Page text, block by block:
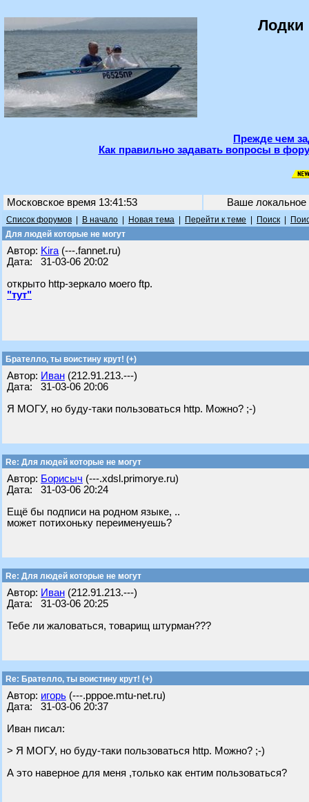
Лодки
Прежде чем
Как правильно задавать вопросы в
Московское время 13:41:53 Ваше
Список форумов В начало Новая тема Перейти к теме Поиск
Для людей которые не могут
Автор: Kira (---.fannet.ru)
Дата: 31-03-06 20:02
открыто http-зеркало моего ftp.
"тут"
Брателло, ты воистину крут! (+)
Автор: Иван (212.91.213.---)
Дата: 31-03-06 20:06
Я МОГУ, но буду-таки пользоваться http. Можно? ;-)
Re: Для людей которые не могут
Автор: Борисыч (---.xdsl.primorye.ru)
Дата: 31-03-06 20:24
Ещё бы подписи на родном языке, ..
может потихоньку переименуешь?
Re: Для людей которые не могут
Автор: Иван (212.91.213.---)
Дата: 31-03-06 20:25
Тебе ли жаловаться, товарищ штурман???
Re: Брателло, ты воистину крут! (+)
Автор: игорь (---.pppoe.mtu-net.ru)
Дата: 31-03-06 20:37
Иван писал:
> Я МОГУ, но буду-таки пользоваться http. Можно? ;-)
А это наверное для меня ,только как ентим пользоваться?